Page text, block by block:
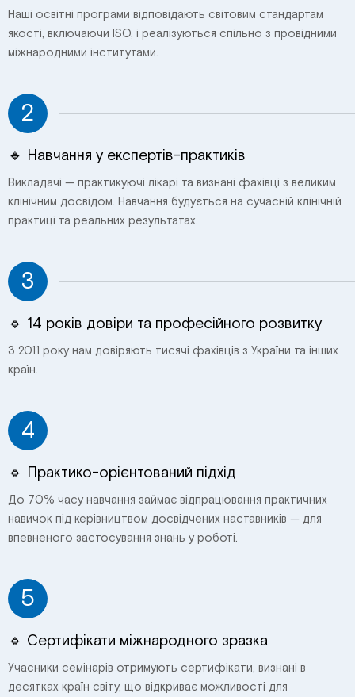
Наші освітні програми відповідають світовим стандартам
якості, включаючи ISO, і реалізуються спільно з провідними
міжнародними інститутами.
2
🔹 Навчання у експертів-практиків
Викладачі — практикуючі лікарі та визнані фахівці з великим
клінічним досвідом. Навчання будується на сучасній клінічній
практиці та реальних результатах.
3
🔹 14 років довіри та професійного розвитку
З 2011 року нам довіряють тисячі фахівців з України та інших
країн.
4
🔹 Практико-орієнтований підхід
До 70% часу навчання займає відпрацювання практичних
навичок під керівництвом досвідчених наставників — для
впевненого застосування знань у роботі.
5
🔹 Сертифікати міжнародного зразка
Учасники семінарів отримують сертифікати, визнані в
десятках країн світу, що відкриває можливості для